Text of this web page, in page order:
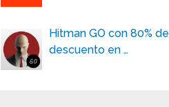
Hitman GO con 80% de
descuento en …